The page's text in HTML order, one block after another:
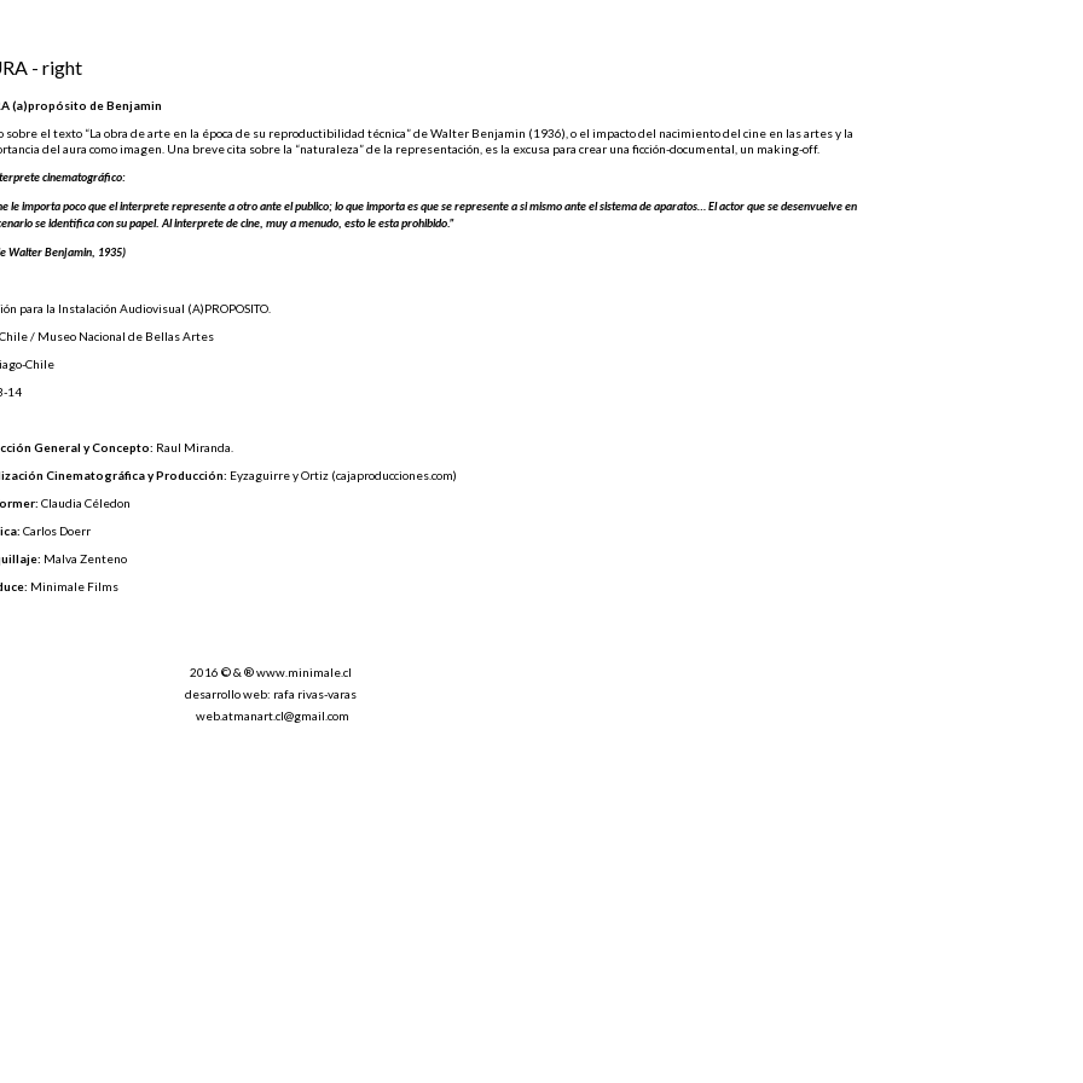
- right
(a)propósito de Benjamin
sobre el texto “La obra de arte en la época de su reproductibilidad técnica” de Walter Benjamin (1936), o el impacto del nacimiento del cine en las artes y la
del aura como imagen. Una breve cita sobre la “naturaleza” de la representación, es la excusa para crear una ficción-documental, un making-off.
cinematográfico:
le importa poco que el interprete represente a otro ante el publico; lo que importa es que se represente a si mismo ante el sistema de aparatos… El actor que se desenvuelve en
se identifica con su papel. Al interprete de cine, muy a menudo, esto le esta prohibido.”
Walter Benjamin, 1935)
para la Instalación Audiovisual (A)PROPOSITO.
Chile / Museo Nacional de Bellas Artes
Chile
14
General y Concepto: Raul Miranda.
Cinematográfica y Producción: Eyzaguirre y Ortiz (cajaproducciones.com)
Claudia Céledon
Carlos Doerr
Malva Zenteno
Minimale Films
2016 © & ®www.minimale.cl
desarrollo web: rafa rivas-varas
web.atmanart.cl@gmail.com